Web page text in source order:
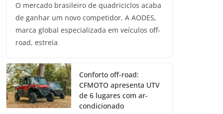
O mercado brasileiro de quadriciclos acaba
de ganhar um novo competidor. A AODES,
marca global especializada em veículos off-
road, estreia
Conforto off-road:
CFMOTO apresenta UTV
de 6 lugares com ar-
condicionado